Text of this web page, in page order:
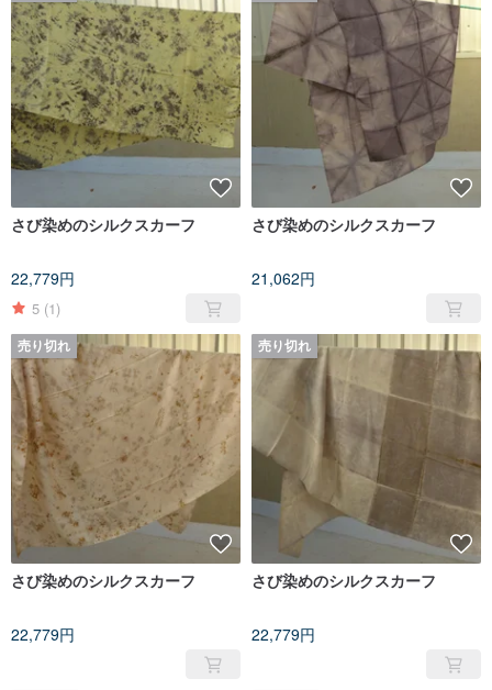
さび染めのシルクスカーフ
22,779円
5 (1)
さび染めのシルクスカーフ
21,062円
売り切れ
さび染めのシルクスカーフ
22,779円
売り切れ
さび染めのシルクスカーフ
22,779円